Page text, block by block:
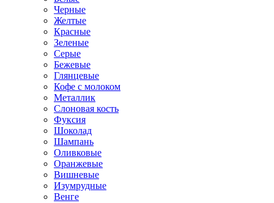
Черные
Желтые
Красные
Зеленые
Серые
Бежевые
Глянцевые
Кофе с молоком
Металлик
Слоновая кость
Фуксия
Шоколад
Шампань
Оливковые
Оранжевые
Вишневые
Изумрудные
Венге